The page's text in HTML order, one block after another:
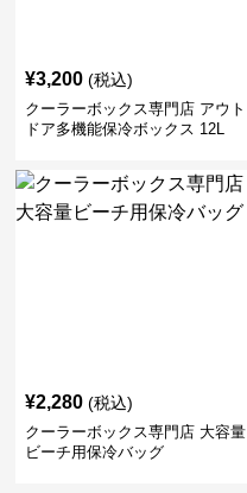
¥3,200 (税込)
クーラーボックス専門店 アウト
ドア多機能保冷ボックス 12L
¥2,280 (税込)
クーラーボックス専門店 大容量
ビーチ用保冷バッグ